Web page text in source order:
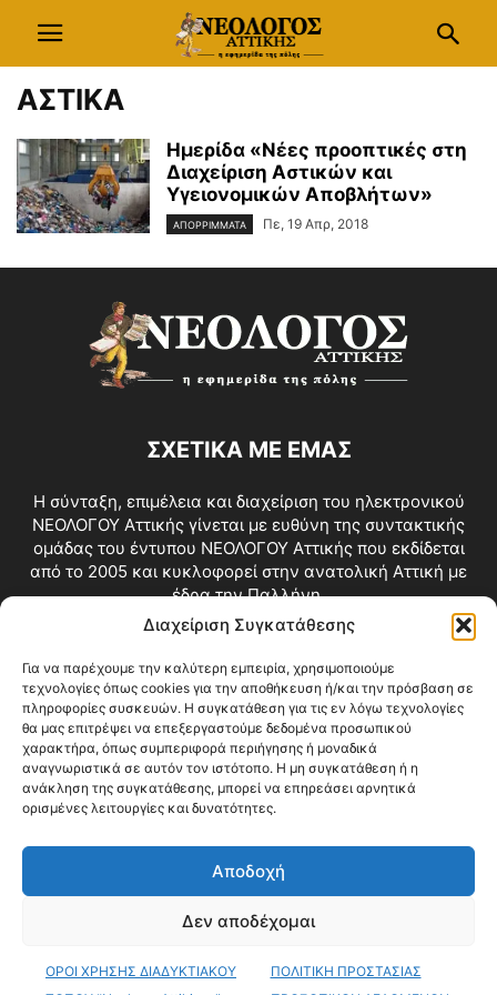
Διαχείριση Συγκατάθεσης
Για να παρέχουμε την καλύτερη εμπειρία, χρησιμοποιούμε
τεχνολογίες όπως cookies για την αποθήκευση ή/και την πρόσβαση σε
πληροφορίες συσκευών. Η συγκατάθεση για τις εν λόγω τεχνολογίες
θα μας επιτρέψει να επεξεργαστούμε δεδομένα προσωπικού
χαρακτήρα, όπως συμπεριφορά περιήγησης ή μοναδικά
αναγνωριστικά σε αυτόν τον ιστότοπο. Η μη συγκατάθεση ή η
ανάκληση της συγκατάθεσης, μπορεί να επηρεάσει αρνητικά
ορισμένες λειτουργίες και δυνατότητες.
Αποδοχή
Δεν αποδέχομαι
ΟΡΟΙ ΧΡΗΣΗΣ ΔΙΑΔΥΚΤΙΑΚΟΥ
ΠΟΛΙΤΙΚΗ ΠΡΟΣΤΑΣΙΑΣ
ΑΣΤΙΚΑ
Ημερίδα «Νέες προοπτικές στη
Διαχείριση Αστικών και
Υγειονομικών Αποβλήτων»
ΑΠΟΡΡΙΜΜΑΤΑ Πε, 19 Απρ, 2018
ΣΧΕΤΙΚΑ ΜΕ ΕΜΑΣ
Η σύνταξη, επιμέλεια και διαχείριση του ηλεκτρονικού
ΝΕΟΛΟΓΟΥ Αττικής γίνεται με ευθύνη της συντακτικής
ομάδας του έντυπου ΝΕΟΛΟΓΟΥ Αττικής που εκδίδεται
από το 2005 και κυκλοφορεί στην ανατολική Αττική με
έδρα την Παλλήνη.
Επικοινωνία:info@neologosattikis.gr
ΑΚΟΛΟΥΘΗΣΕ ΜΑΣ
Videos Όροι Χρήσης
© Copyright 2026 ΝΕΟΛΟΓΟΣ ΑΤΤΙΚΗΣ • All Rights Reserved •